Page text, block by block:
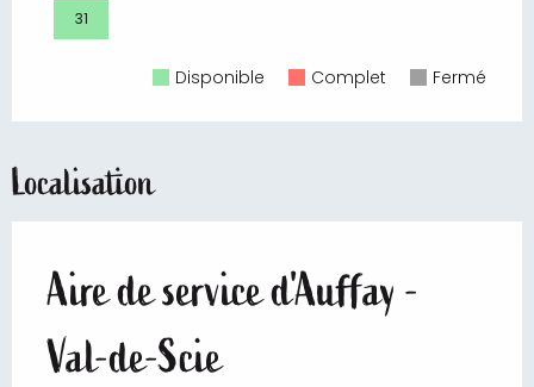
31
Disponible Complet Fermé
Localisation
Aire de service d'Auffay -
Val-de-Scie